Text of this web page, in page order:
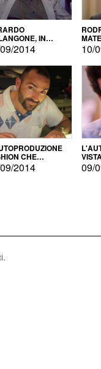
IN
PER IL
2014 10/
CHE
GLI USA
2014 09/